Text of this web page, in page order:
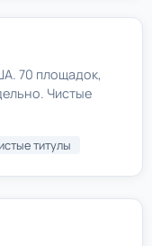
70 площадок,
Чистые
титулы